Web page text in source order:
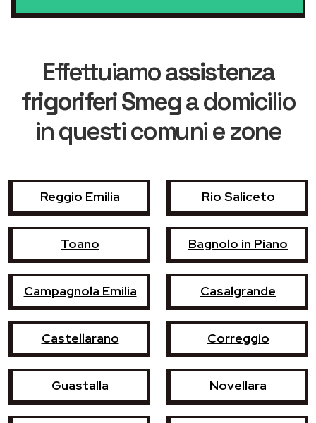
Effettuiamoassistenza
frigoriferi Smega domicilio
in questi comuni e zone
Reggio Emilia Rio Saliceto
Toano Bagnolo in Piano
Campagnola Emilia Casalgrande
Castellarano Correggio
Guastalla Novellara